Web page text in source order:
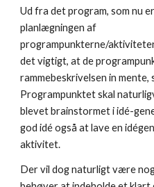
Ud fra det program, som nu
planlægningen af
programpunkterne/
det vigtigt, at de
rammebeskrivelsen in
Programpunktet skal
blevet brainstormet i idé-
god idé også at lave en
aktivitet.
Der vil dog naturligt være